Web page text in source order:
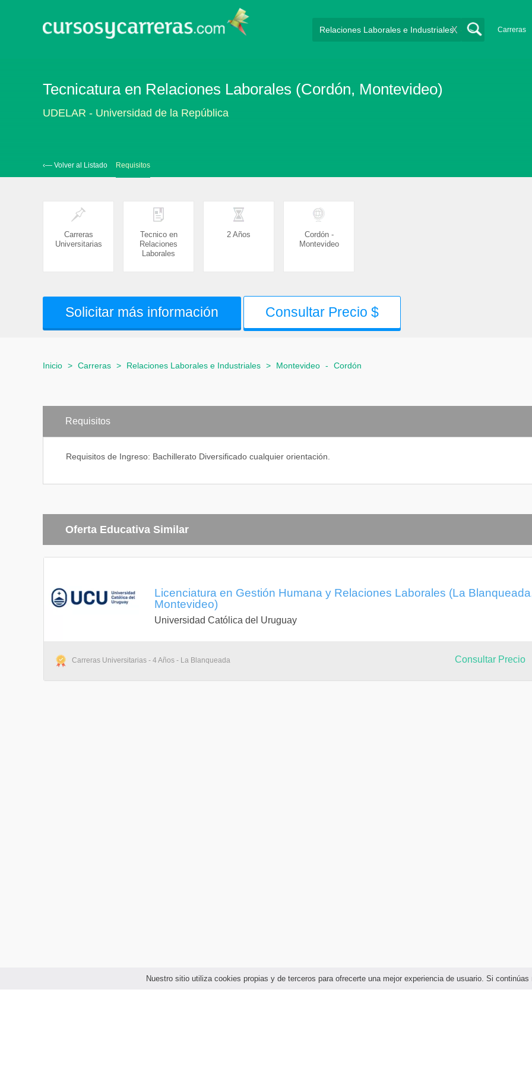
Nuestro sitio utiliza cookies propias y de terceros para ofrecerte una mejor experiencia de usuario. Si
Carreras
X
Tecnicatura en Relaciones Laborales (Cordón, Montevideo)
UDELAR - Universidad de la República
‹— Volver al Listado Requisitos
Carreras
Universitarias
Tecnico en
Relaciones
Laborales
2 Años
Cordón -
Montevideo
Solicitar más información Consultar Precio $
Inicio > Carreras > Relaciones Laborales e Industriales > Montevideo - Cordón
Requisitos
Requisitos de Ingreso: Bachillerato Diversificado cualquier orientación.
Oferta Educativa Similar
Licenciatura en Gestión Humana y Relaciones Laborales (La
Montevideo)
Universidad Católica del Uruguay
Carreras Universitarias - 4 Años - La Blanqueada Consultar Precio